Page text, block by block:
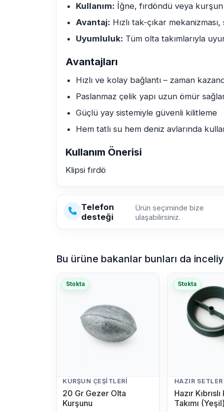
Kullanım: İğne, fırdöndü veya kurşun
Avantaj: Hızlı tak-çıkar
Uyumluluk: Tüm olta takımlarıyla
Avantajları
Hızlı ve kolay bağlantı – zaman
Paslanmaz çelik yapı uzun ömür
Güçlü yay sistemiyle güvenli kilitleme
Hem tatlı su hem deniz avlarında
Kullanım Önerisi
Klipsi fırdö
Telefon
desteği
Ürün seçiminde bize
ulaşabilirsiniz.
Bu ürüne bakanlar bunları da
Stokta
KURŞUN ÇEŞITLERI
20 Gr Gezer Olta
Kurşunu
Stokta
HAZIR SETLER
Hazır
Takımı (Yeşil)